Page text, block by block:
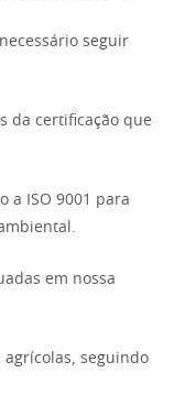
seguir
da certificação que
a ISO 9001 para
em nossa
agrícolas, seguindo